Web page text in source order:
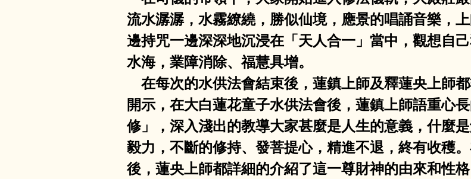
流水潺潺，水霧繚繞，勝似仙境，應景的唱誦音樂，
邊持咒一邊深深地沉浸在「天人合一」當中，觀想自
水海，業障消除、福慧具增。
在每次的水供法會結束後，蓮鎮上師及釋蓮央上師
開示，在大白蓮花童子水供法會後，蓮鎮上師語重心
修」，深入淺出的教導大家甚麼是人生的意義，什麼
毅力，不斷的修持、發菩提心，精進不退，終有收穫
後，蓮央上師都詳細的介紹了這一尊財神的由來和性